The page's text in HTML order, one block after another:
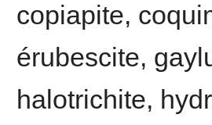
copiapite,
érubescite,
halotrichite,